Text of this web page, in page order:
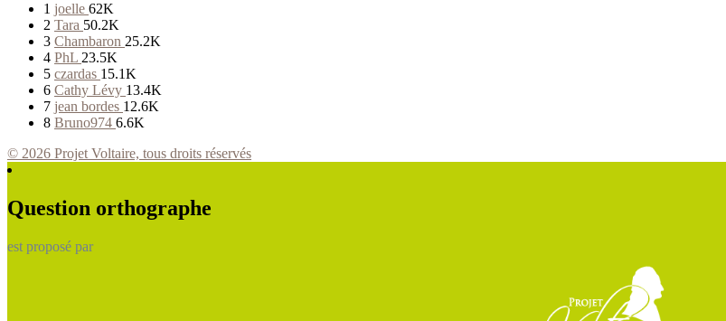
1 joelle 62K
2 Tara 50.2K
3 Chambaron 25.2K
4 PhL 23.5K
5 czardas 15.1K
6 Cathy Lévy 13.4K
7 jean bordes 12.6K
8 Bruno974 6.6K
© 2026 Projet Voltaire, tous droits réservés
Question orthographe
est proposé par